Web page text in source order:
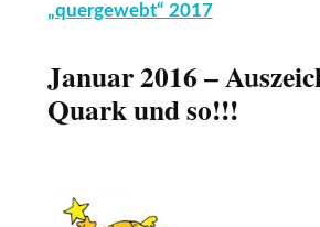
„quergewebt“ 2017
Januar 2016 –
Quark und so!!!